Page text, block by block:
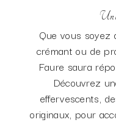
Que vous soyez
crémant ou de
Faure saura
Découvrez
effervescents,
originaux, pour